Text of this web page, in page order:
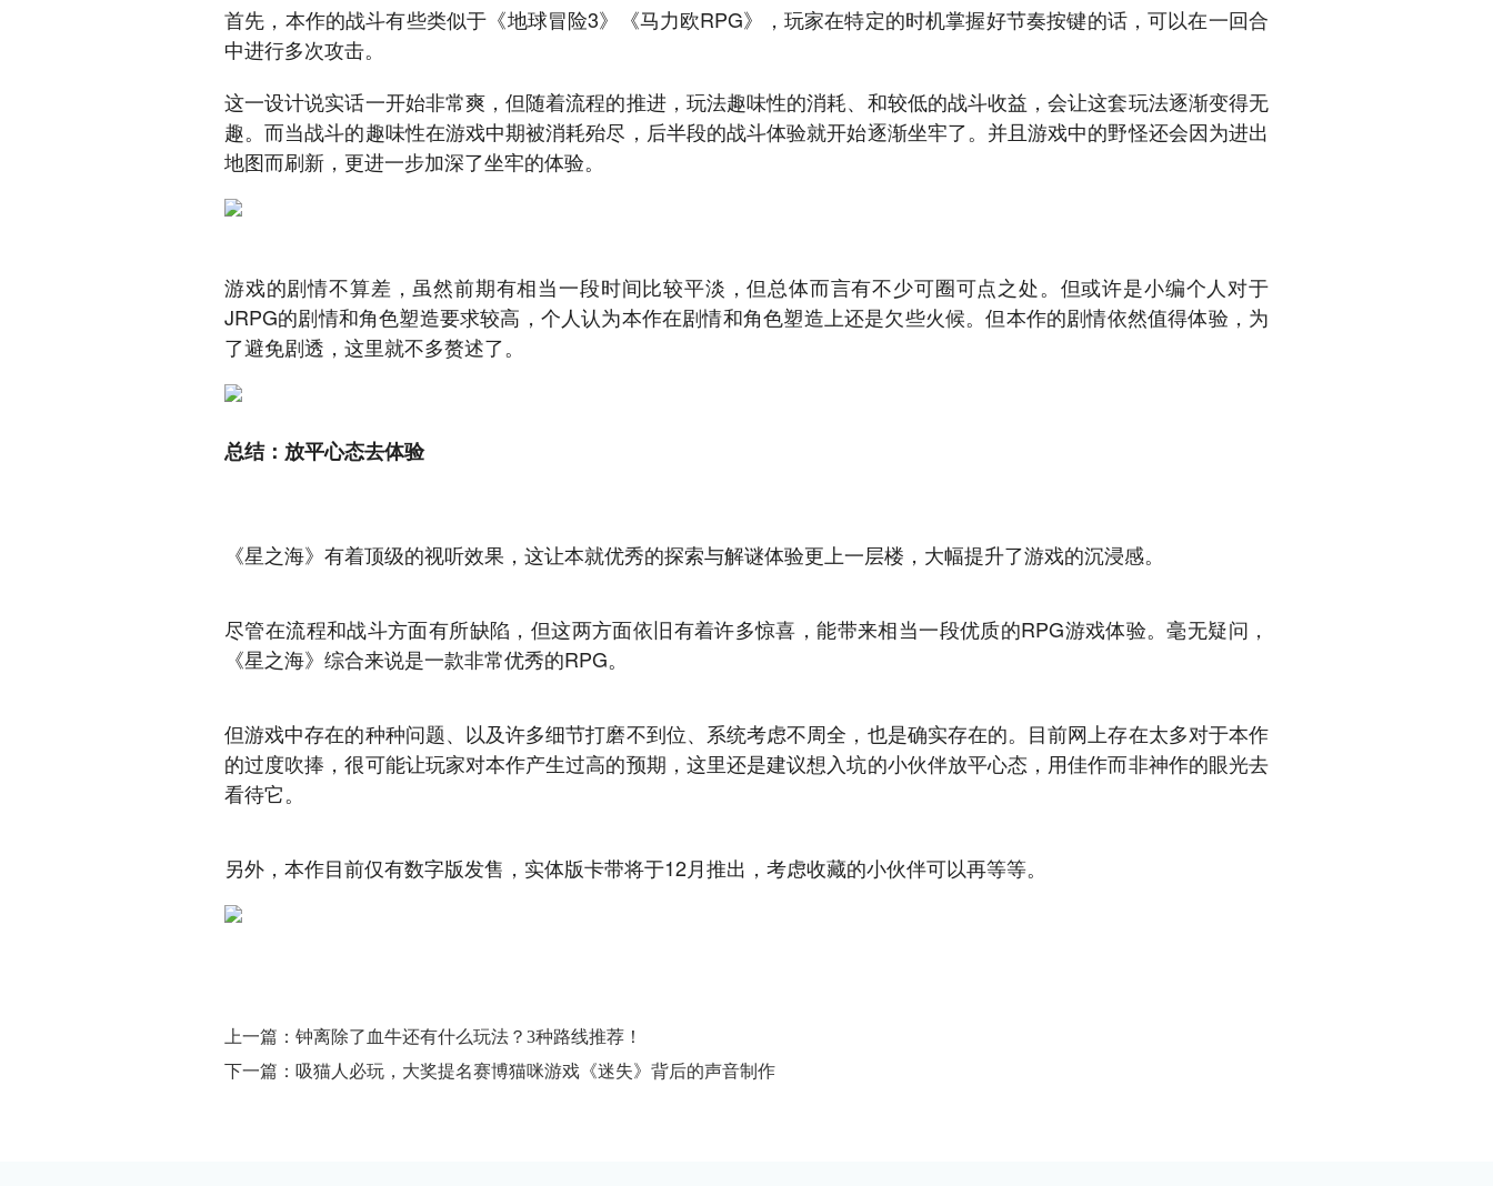
首先，本作的战斗有些类似于《地球冒险3》《马力欧RPG》，玩家在特定的时机掌握好节奏按键的话，可以在一回合
中进行多次攻击。
这一设计说实话一开始非常爽，但随着流程的推进，玩法趣味性的消耗、和较低的战斗收益，会让这套玩法逐渐变得无
趣。而当战斗的趣味性在游戏中期被消耗殆尽，后半段的战斗体验就开始逐渐坐牢了。并且游戏中的野怪还会因为进出
地图而刷新，更进一步加深了坐牢的体验。
游戏的剧情不算差，虽然前期有相当一段时间比较平淡，但总体而言有不少可圈可点之处。但或许是小编个人对于
JRPG的剧情和角色塑造要求较高，个人认为本作在剧情和角色塑造上还是欠些火候。但本作的剧情依然值得体验，为
了避免剧透，这里就不多赘述了。
总结：放平心态去体验
《星之海》有着顶级的视听效果，这让本就优秀的探索与解谜体验更上一层楼，大幅提升了游戏的沉浸感。
尽管在流程和战斗方面有所缺陷，但这两方面依旧有着许多惊喜，能带来相当一段优质的RPG游戏体验。毫无疑问，
《星之海》综合来说是一款非常优秀的RPG。
但游戏中存在的种种问题、以及许多细节打磨不到位、系统考虑不周全，也是确实存在的。目前网上存在太多对于本作
的过度吹捧，很可能让玩家对本作产生过高的预期，这里还是建议想入坑的小伙伴放平心态，用佳作而非神作的眼光去
看待它。
另外，本作目前仅有数字版发售，实体版卡带将于12月推出，考虑收藏的小伙伴可以再等等。
上一篇：钟离除了血牛还有什么玩法？3种路线推荐！
下一篇：吸猫人必玩，大奖提名赛博猫咪游戏《迷失》背后的声音制作